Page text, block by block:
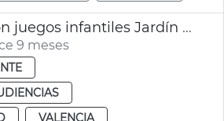
Remodelación juegos infantiles Jardín Massarrojos
9 meses
VALENCIA